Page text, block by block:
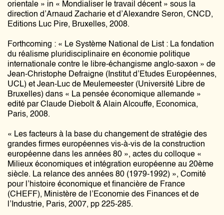
orientale » in « Mondialiser le travail décent » sous la
direction d’Arnaud Zacharie et d’Alexandre Seron, CNCD,
Editions Luc Pire, Bruxelles, 2008.
Forthcoming : « Le Système National de List : La fondation
du réalisme pluridisciplinaire en économie politique
internationale contre le libre-échangisme anglo-saxon » de
Jean-Christophe Defraigne (Institut d’Etudes Européennes,
UCL) et Jean-Luc de Meulemeester (Université Libre de
Bruxelles) dans « La pensée économique allemande »
edité par Claude Diebolt & Alain Alcouffe, Economica,
Paris, 2008.
« Les facteurs à la base du changement de stratégie des
grandes firmes européennes vis-à-vis de la construction
européenne dans les années 80 », actes du colloque «
Milieux économiques et intégration européenne au 20ème
siècle. La relance des années 80 (1979-1992) », Comité
pour l’histoire économique et financière de France
(CHEFF), Ministère de l’Economie des Finances et de
l’Industrie, Paris, 2007, pp 225-285.